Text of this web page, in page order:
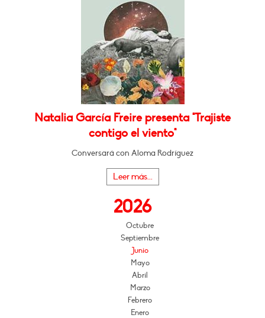
Natalia García Freire presenta "Trajiste
contigo el viento"
Conversará con Aloma Rodríguez
Leer más...
2026
Octubre
Septiembre
Junio
Mayo
Abril
Marzo
Febrero
Enero